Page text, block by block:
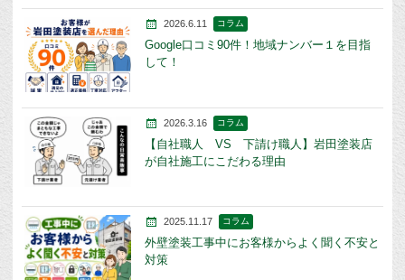
2026.6.11 コラム
Google口コミ90件！地域ナンバー１を目指
して！
2026.3.16 コラム
【自社職人 VS 下請け職人】岩田塗装店
が自社施工にこだわる理由
2025.11.17 コラム
外壁塗装工事中にお客様からよく聞く不安と
対策